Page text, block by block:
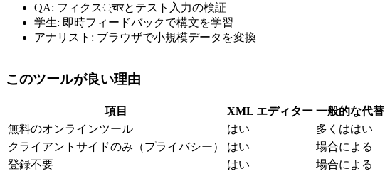
QA: フィクス्चरとテスト入力の検証
学生: 即時フィードバックで構文を学習
アナリスト: ブラウザで小規模データを変換
このツールが良い理由
項目 XML エディター 一般的な代替
無料のオンラインツール
はい
多くははい
クライアントサイドのみ（プライバシー）
はい
場合による
登録不要
はい 場合による